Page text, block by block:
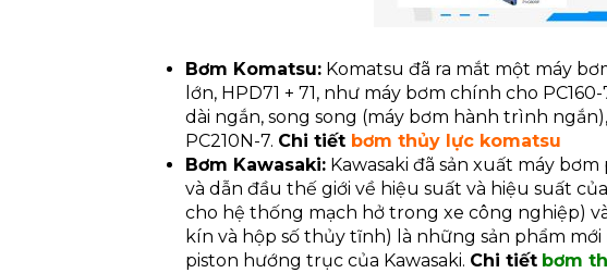
Bơm Komatsu: Komatsu đã ra mắt một máy
lớn, HPD71 + 71, như máy bơm chính cho
dài ngắn, song song (máy bơm hành trình ngắn),
PC210N-7. Chi tiết bơm thủy lực komatsu
Bơm Kawasaki: Kawasaki đã sản xuất máy
và dẫn đầu thế giới về hiệu suất và hiệu suất
cho hệ thống mạch hở trong xe công nghiệp)
kín và hộp số thủy tĩnh) là những sản phẩm
piston hướng trục của Kawasaki. Chi tiết bơm